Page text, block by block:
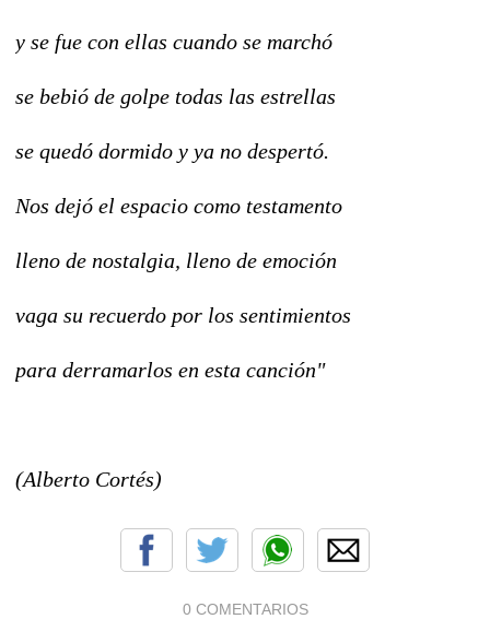
y se fue con ellas cuando se marchó
se bebió de golpe todas las estrellas
se quedó dormido y ya no despertó.
Nos dejó el espacio como testamento
lleno de nostalgia, lleno de emoción
vaga su recuerdo por los sentimientos
para derramarlos en esta canción"
(Alberto Cortés)
0 COMENTARIOS